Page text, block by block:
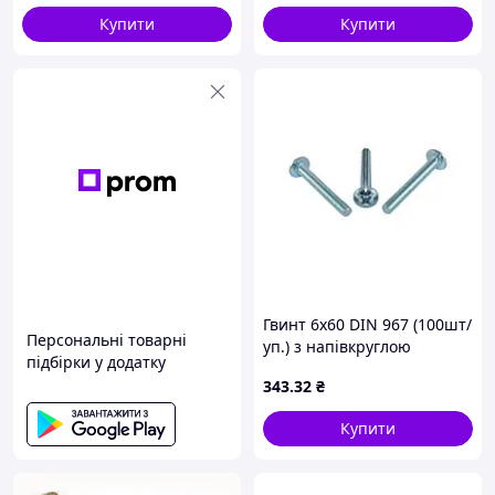
Купити Купити
Персональні товарні
підбірки у додатку
Гвинт 6х60 DIN 967 (100шт/
уп.) з напівкруглою
5026060-2 ТМ КРЕПТЕХ
343.32 ₴
Купити